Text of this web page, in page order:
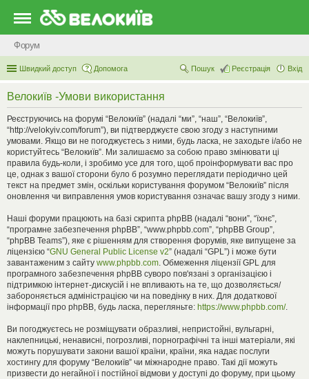
Форум
Швидкий доступ Допомога Вхід
Реєстрація
Пошук
Велокиїв -Умови використання
Реєструючись на форумі “Велокиїв” (надалі “ми”, “наш”, “Велокиїв”,
“http://velokyiv.com/forum”), ви підтверджуєте свою згоду з наступними
умовами. Якщо ви не погоджуєтесь з ними, будь ласка, не заходьте і/або не
користуйтесь “Велокиїв”. Ми залишаємо за собою право змінювати ці
правила будь-коли, і зробимо усе для того, щоб проінформувати вас про
це, однак з вашої сторони було б розумно переглядати періодично цей
текст на предмет змін, оскільки користування форумом “Велокиїв” після
оновлення чи виправлення умов користування означає вашу згоду з ними.
Наші форуми працюють на базі скрипта phpBB (надалі “вони”, “їхнє”,
“програмне забезпечення phpBB”, “www.phpbb.com”, “phpBB Group”,
“phpBB Teams”), яке є рішенням для створення форумів, яке випущене за
ліцензією “GNU General Public License v2” (надалі “GPL”) і може бути
завантаженим з сайту www.phpbb.com. Обмеження ліцензії GPL для
програмного забезпечення phpBB суворо пов'язані з організацією і
підтримкою інтернет-дискусій і не впливають на те, що дозволяється/
забороняється адміністрацією чи на поведінку в них. Для додаткової
інформації про phpBB, будь ласка, перегляньте: https://www.phpbb.com/.
Ви погоджуєтесь не розміщувати образливі, непристойні, вульгарні,
наклепницькі, ненависні, погрозливі, порнографічні та інші матеріали, які
можуть порушувати закони вашої країни, країни, яка надає послуги
хостингу для форуму “Велокиїв” чи міжнародне право. Такі дії можуть
призвести до негайної і постійної відмови у доступі до форуму, при цьому